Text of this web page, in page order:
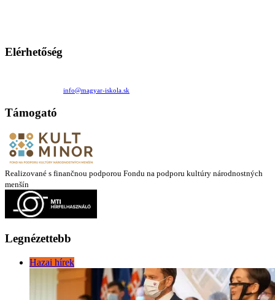
Elérhetőség
info@magyar-iskola.sk
Támogató
Realizované s finančnou podporou Fondu na podporu kultúry národnostných
menšín
Legnézettebb
Hazai hírek